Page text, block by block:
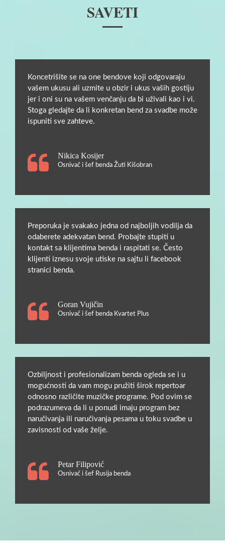
SAVETI
Koncetrišite se na one bendove koji odgovaraju
vašem ukusu ali uzmite u obzir i ukus vaših gostiju
jer i oni su na vašem venčanju da bi uživali kao i vi.
Stoga gledajte da li konkretan bend za svadbe može
ispuniti sve zahteve.
Nikica Kosijer
Osnivač i šef benda Žuti Kišobran
Preporuka je svakako jedna od najboljih vodilja da
odaberete adekvatan bend. Probajte stupiti u
kontakt sa klijentima benda i raspitati se. Često
klijenti iznesu svoje utiske na sajtu li facebook
stranici benda.
Goran Vujičin
Osnivač i šef benda Kvartet Plus
Ozbiljnost i profesionalizam benda ogleda se i u
mogućnosti da vam mogu pružiti širok repertoar
odnosno različite muzičke programe. Pod ovim se
podrazumeva da li u ponudi imaju program bez
naručivanja ili naručivanja pesama u toku svadbe u
zavisnosti od vaše želje.
Petar Filipović
Osnivač i šef Rusija benda